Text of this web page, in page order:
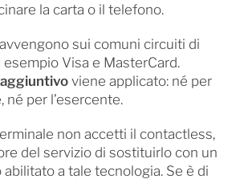
la carta o il telefono.
sui comuni circuiti di
esempio Visa e MasterCard.
viene applicato: né per
né per l’esercente.
non accetti il contactless,
del servizio di sostituirlo con un
a tale tecnologia. Se è di